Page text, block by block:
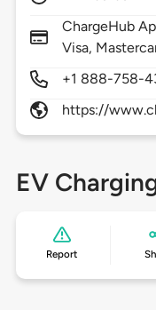
ChargeHub
Visa,
+1 888-758-
https://
EV
Report